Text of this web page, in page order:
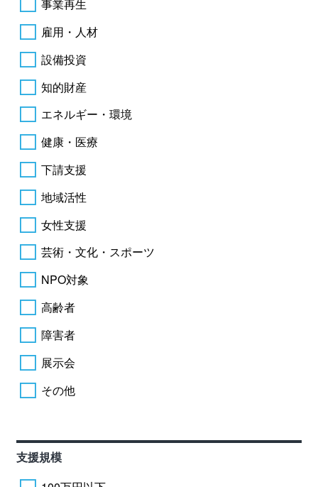
事業再生
雇用・人材
設備投資
知的財産
エネルギー・環境
健康・医療
下請支援
地域活性
女性支援
芸術・文化・スポーツ
NPO対象
高齢者
障害者
展示会
その他
支援規模